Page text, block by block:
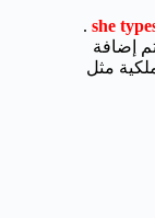
.
إضافة
مثل